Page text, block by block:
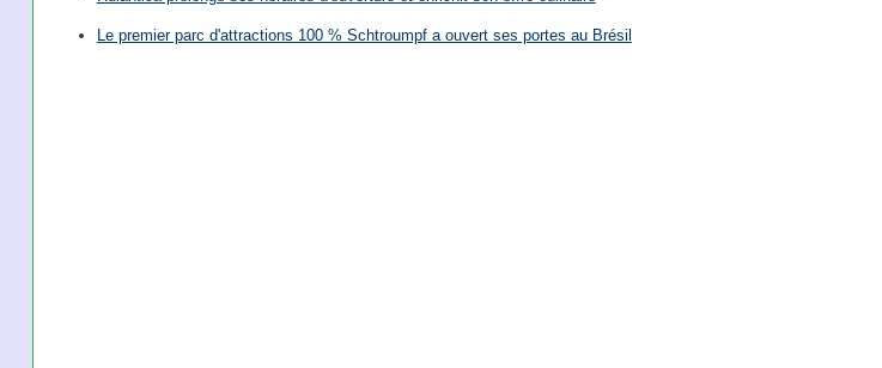
Le premier parc d'attractions 100 % Schtroumpf a ouvert ses portes au Brésil